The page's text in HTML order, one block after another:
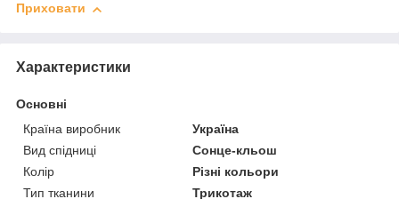
Приховати
Характеристики
Основні
Країна виробник
Україна
Вид спідниці
Сонце-кльош
Колір
Різні кольори
Тип тканини
Трикотаж